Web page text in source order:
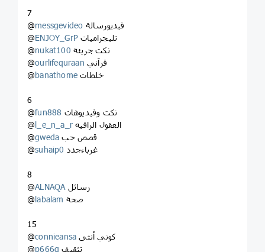
7
@messgevideo فيديورسالة
@ENJOY_GrP تليجراميات
@nukat100 نكت جريئة
@ourlifequraan قرآني
@banathome خلطات
6
@fun888 نكت وفيديوهات
@l_e_n_a_r العقول الراقيه
@gweda قصص حب
@suhaip0 غرباءجدد
8
@ALNAQA رسائل
@labalam صحة
15
@connieansa كوني أنثى
@p666q تثقيف